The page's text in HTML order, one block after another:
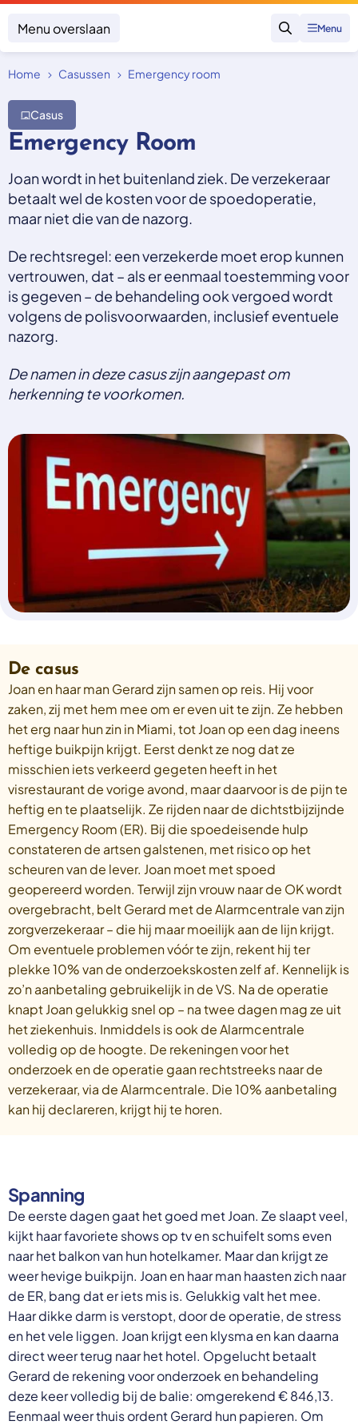
Menu overslaan
Zoeken
Menu
Klacht indienen
Onderwerpen
Zorgverzekering betalen
Vergoeding van zorg
Zorg in het buitenland
Nieuw in Nederland
Overheid moet proactief
ondersteuning bieden bij schulden, niet
straffen
Schrap de opslag op de zorgpremie voor mensen die
niet kunnen betalen en bied proactieve
ondersteuning, zoals automatische zorgtoeslag. Zo
voorkomt de overheid schulden, vermindert stress
Focus en impact
Uitspraken
Trainingen
Nieuws
Casussen
Vacatures
Select a language
Deutsch
Polski
Romana
български
Українська
Francais
Home Casussen Emergency room
Emergency Room
Casus
Joan wordt in het buitenland ziek. De verzekeraar
betaalt wel de kosten voor de spoedoperatie,
maar niet die van de nazorg.
De rechtsregel: een verzekerde moet erop kunnen
vertrouwen, dat – als er eenmaal toestemming voor
is gegeven – de behandeling ook vergoed wordt
volgens de polisvoorwaarden, inclusief eventuele
nazorg.
De namen in deze casus zijn aangepast om
herkenning te voorkomen.
De casus
Joan en haar man Gerard zijn samen op reis. Hij voor
zaken, zij met hem mee om er even uit te zijn. Ze hebben
het erg naar hun zin in Miami, tot Joan op een dag ineens
heftige buikpijn krijgt. Eerst denkt ze nog dat ze
misschien iets verkeerd gegeten heeft in het
visrestaurant de vorige avond, maar daarvoor is de pijn te
heftig en te plaatselijk. Ze rijden naar de dichtstbijzijnde
Emergency Room (ER). Bij die spoedeisende hulp
constateren de artsen galstenen, met risico op het
scheuren van de lever. Joan moet met spoed
geopereerd worden. Terwijl zijn vrouw naar de OK wordt
overgebracht, belt Gerard met de Alarmcentrale van zijn
zorgverzekeraar – die hij maar moeilijk aan de lijn krijgt.
Om eventuele problemen vóór te zijn, rekent hij ter
plekke 10% van de onderzoekskosten zelf af. Kennelijk is
zo’n aanbetaling gebruikelijk in de VS. Na de operatie
knapt Joan gelukkig snel op – na twee dagen mag ze uit
het ziekenhuis. Inmiddels is ook de Alarmcentrale
volledig op de hoogte. De rekeningen voor het
onderzoek en de operatie gaan rechtstreeks naar de
verzekeraar, via de Alarmcentrale. Die 10% aanbetaling
kan hij declareren, krijgt hij te horen.
Spanning
De eerste dagen gaat het goed met Joan. Ze slaapt veel,
kijkt haar favoriete shows op tv en schuifelt soms even
naar het balkon van hun hotelkamer. Maar dan krijgt ze
weer hevige buikpijn. Joan en haar man haasten zich naar
de ER, bang dat er iets mis is. Gelukkig valt het mee.
Haar dikke darm is verstopt, door de operatie, de stress
en het vele liggen. Joan krijgt een klysma en kan daarna
direct weer terug naar het hotel. Opgelucht betaalt
Gerard de rekening voor onderzoek en behandeling
deze keer volledig bij de balie: omgerekend € 846,13.
Eenmaal weer thuis ordent Gerard hun papieren. Om